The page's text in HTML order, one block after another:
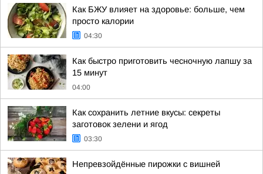
Как БЖУ влияет на здоровье: больше, чем
просто калории
04:30
Как быстро приготовить чесночную лапшу за
15 минут
04:00
Как сохранить летние вкусы: секреты
заготовок зелени и ягод
03:30
Непревзойдённые пирожки с вишней